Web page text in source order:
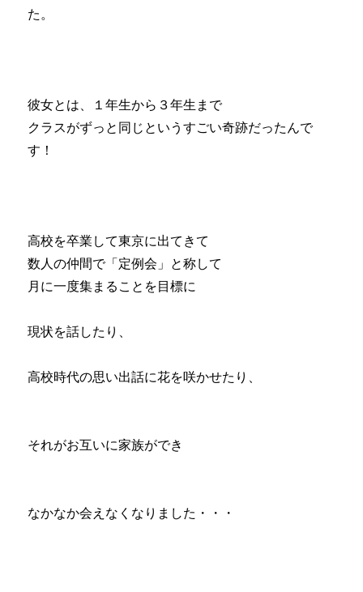
た。
彼女とは、１年生から３年生まで
クラスがずっと同じというすごい奇跡だったんで
す！
高校を卒業して東京に出てきて
数人の仲間で「定例会」と称して
月に一度集まることを目標に
現状を話したり、
高校時代の思い出話に花を咲かせたり、
それがお互いに家族ができ
なかなか会えなくなりました・・・